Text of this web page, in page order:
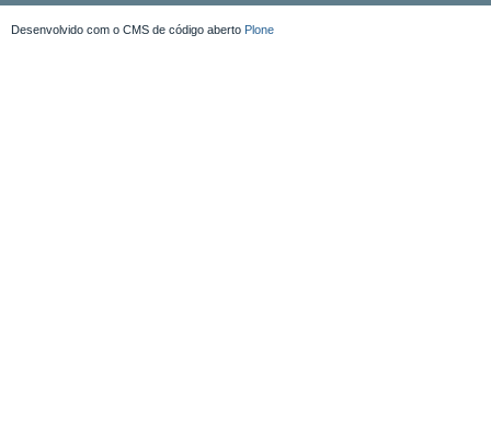
Desenvolvido com o CMS de código aberto Plone